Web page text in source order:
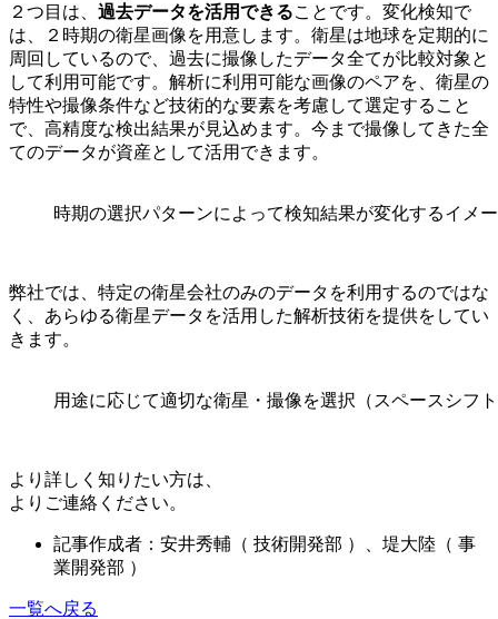
２つ目は、 過去データを活用できることです。変化検知で
は、２時期の衛星画像を用意します。衛星は地球を定期的に
周回しているので、過去に撮像したデータ全てが比較対象と
して利用可能です。解析に利用可能な画像のペアを、衛星の
特性や撮像条件など技術的な要素を考慮して選定すること
で、高精度な検出結果が見込めます。今まで撮像してきた全
てのデータが資産として活用できます。
時期の選択パターンによって検知結果が変化するイメ
弊社では、特定の衛星会社のみのデータを利用するのではな
く、あらゆる衛星データを活用した解析技術を提供をしてい
きます。
用途に応じて適切な衛星・撮像を選択（スペースシフ
より 詳しく知りたい方は、
よりご連絡ください。
記事作成者：安井秀輔 （ 技術開発部 ）、堤大陸（ 事
業開発部 ）
一覧へ戻る